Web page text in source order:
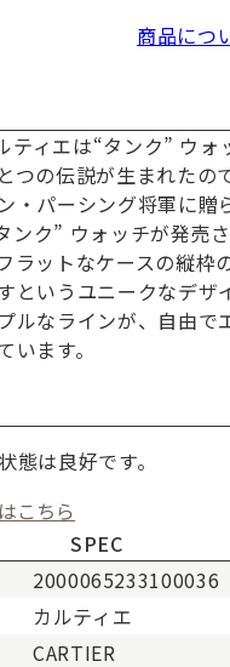
商品につ
ティエは“タンク” ウォ
つの伝説が生まれたの
・パーシング将軍に贈
ンク” ウォッチが発売
ラットなケースの縦枠
というユニークなデザ
ルなラインが、自由で
います。
態は良好です。
こちら
SPEC
2000065233100036
カルティエ
CARTIER